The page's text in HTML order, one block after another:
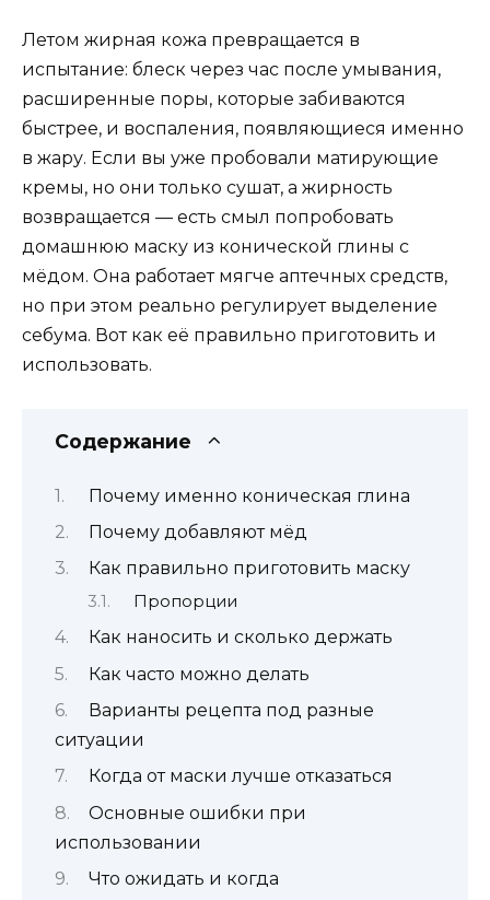
Летом жирная кожа превращается в
испытание: блеск через час после умывания,
расширенные поры, которые забиваются
быстрее, и воспаления, появляющиеся именно
в жару. Если вы уже пробовали матирующие
кремы, но они только сушат, а жирность
возвращается — есть смыл попробовать
домашнюю маску из конической глины с
мёдом. Она работает мягче аптечных средств,
но при этом реально регулирует выделение
себума. Вот как её правильно приготовить и
использовать.
Содержание
Почему именно коническая глина
Почему добавляют мёд
Как правильно приготовить маску
Пропорции
Как наносить и сколько держать
Как часто можно делать
Варианты рецепта под разные
ситуации
Когда от маски лучше отказаться
Основные ошибки при
использовании
Что ожидать и когда